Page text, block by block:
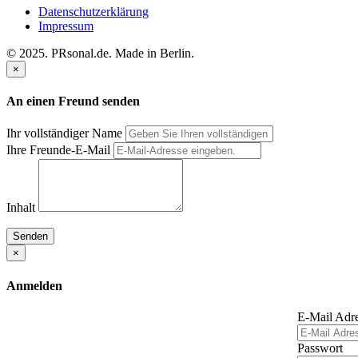
Datenschutzerklärung
Impressum
© 2025. PRsonal.de. Made in Berlin.
×
An einen Freund senden
Ihr vollständiger Name
Ihre Freunde-E-Mail
Inhalt
Senden
×
Anmelden
E-Mail
Passwort